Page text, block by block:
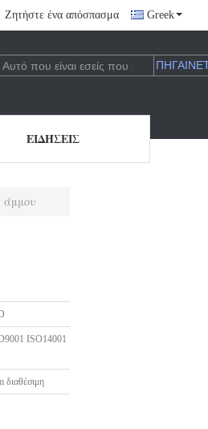
Ζητήστε ένα απόσπασμα Greek
ΕΙΔΉΣΕΙΣ
άμμου
ISO14001
διαθέσιμη